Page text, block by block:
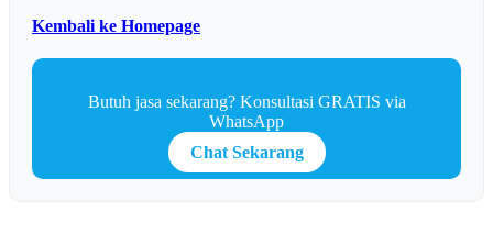
Kembali ke Homepage
Butuh jasa sekarang? Konsultasi GRATIS via
WhatsApp
Chat Sekarang